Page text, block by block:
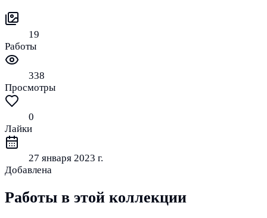
19
Работы
338
Просмотры
0
Лайки
27 января 2023 г.
Добавлена
Работы в этой коллекции